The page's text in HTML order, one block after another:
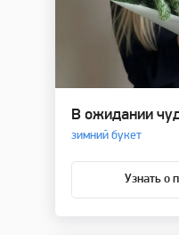
В ожидании
зимний букет
Узнать о